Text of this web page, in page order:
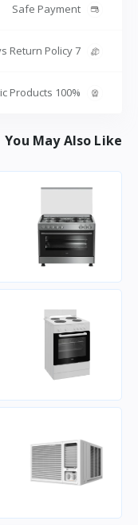
Safe Payment
7 Days Return Policy
100% Authentic Products
You May Also Like